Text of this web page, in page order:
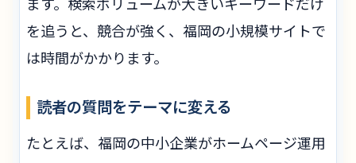
ます。検索ボリュームが大きいキーワードだけ
を追うと、競合が強く、福岡の小規模サイトで
は時間がかかります。
読者の質問をテーマに変える
たとえば、福岡の中小企業がホームページ運用